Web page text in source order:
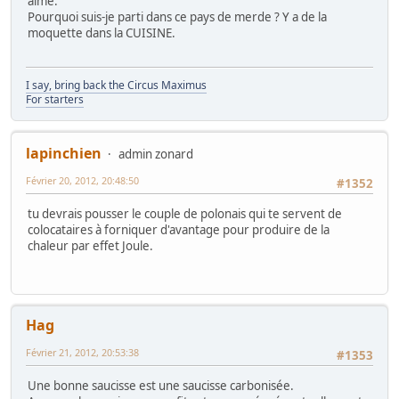
Pourquoi suis-je parti dans ce pays de merde ? Y a de la
moquette dans la CUISINE.
I say, bring back the Circus Maximus
For starters
lapinchien
admin zonard
#1352
Février 20, 2012, 20:48:50
tu devrais pousser le couple de polonais qui te servent de
colocataires à forniquer d'avantage pour produire de la
chaleur par effet Joule.
Hag
#1353
Février 21, 2012, 20:53:38
Une bonne saucisse est une saucisse carbonisée.